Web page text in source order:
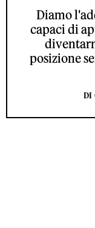
Diamo
capaci di
posizione
DI